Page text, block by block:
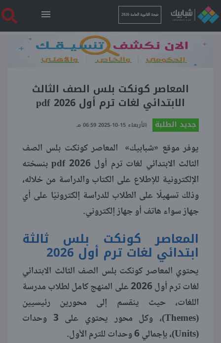
نتيجة الثانوية العامة 2026
الرئيسية
نتيجة الثانوية العامة 2026
فنجان قهوة
بوابة الطلبة
ملفات
منوعات
المعاصر كونكت بلس الصف الثالث
الابتدائي لغات ترم أول 2026 pdf
جديد الطلبة الأربعاء 15-10-2025 06:59 مـ
يوفر موقع «شبابيك» المعاصر كونكت بلس الصف
الثالث الابتدائي لغات ترم أول 2026 pdf بنسخته
الإلكترونية للإطلاع على الكتاب والدراسة من خلاله،
وذلك تسهيلًا على الطلاب للدراسة إلكترونيًا على أي
جهاز سواء هاتف أو جهاز إلكتروني.
المعاصر كونكت بلس ثالثة
ابتدائي لغات ترم أول 2026
يحتوي المعاصر كونكت بلس الصف الثالث الابتدائي
لغات ترم أول 2026 على المنهج كامل لطلاب مدرسة
اللغات، حيث ينقسم إلى محورين رئيسيين
(Themes)، وكل محور يحتوي على 3 وحدات
(Units)، بإجمالي 6 وحدات للترم الأول.